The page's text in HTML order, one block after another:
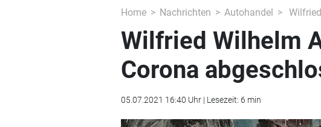
Home Nachrichten Autohandel
Wilfried Wilhelm
Corona
05.07.2021 16:40 Uhr | Lesezeit: 6 min